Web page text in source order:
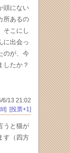
頭にない
所あるの
そこにし
に出会っ
のが、今
したか？
6/13 21:02
[投票+1]
うと猫が
す（四方